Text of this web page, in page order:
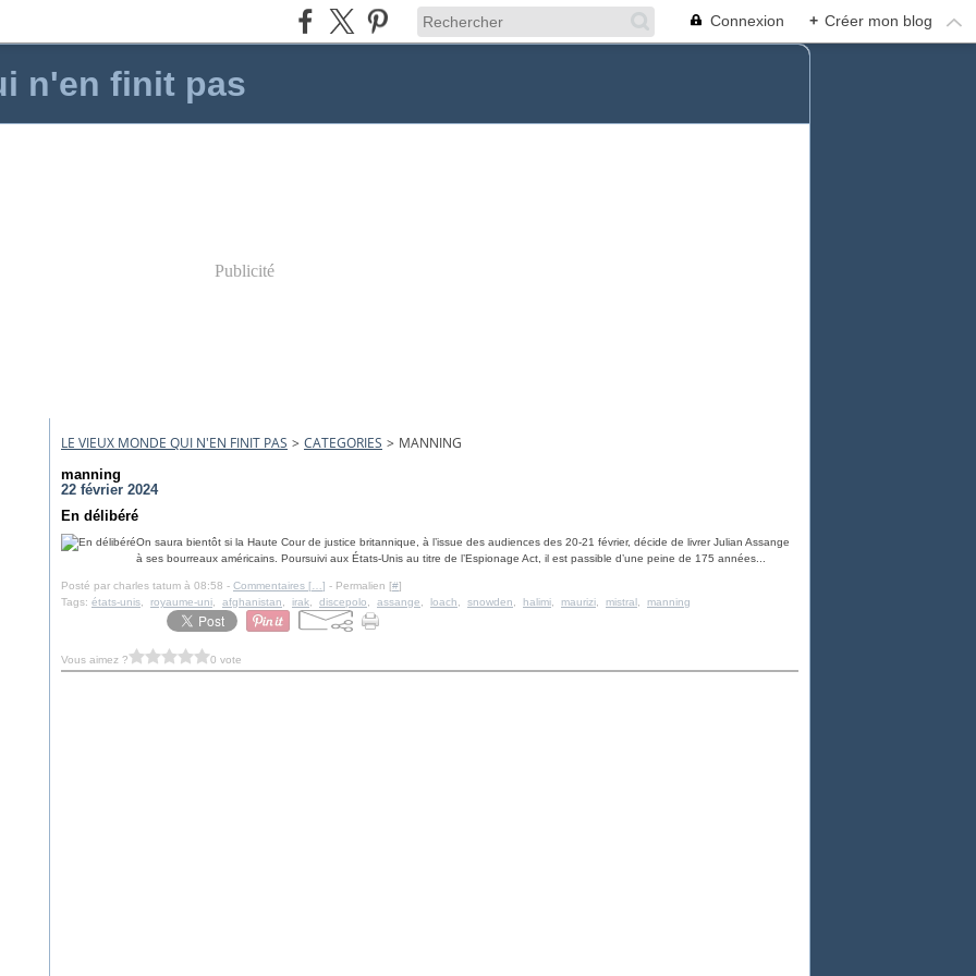
Connexion + Créer mon blog
n'en finit pas
Publicité
LE VIEUX MONDE QUI N'EN FINIT PAS > CATEGORIES > MANNING
manning
22 février 2024
En délibéré
On saura bientôt si la Haute Cour de justice britannique, à l’issue des audiences des 20-21 février, décide de livrer Julian Assange
à ses bourreaux américains. Poursuivi aux États-Unis au titre de l’Espionage Act, il est passible d’une peine de 175 années...
Posté par charles tatum à 08:58 - Commentaires [ ] - Permalien [#]
Tags: états-unis royaume-uni afghanistan irak discepolo assange loach snowden halimi maurizi mistral manning
Vous aimez ? 0 vote